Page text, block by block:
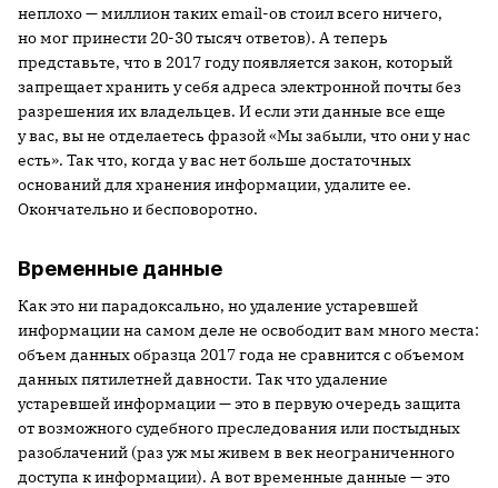
неплохо — миллион таких email-ов стоил всего ничего,
но мог принести 20-30 тысяч ответов). А теперь
представьте, что в 2017 году появляется закон, который
запрещает хранить у себя адреса электронной почты без
разрешения их владельцев. И если эти данные все еще
у вас, вы не отделаетесь фразой «Мы забыли, что они у нас
есть». Так что, когда у вас нет больше достаточных
оснований для хранения информации, удалите ее.
Окончательно и бесповоротно.
Временные данные
Как это ни парадоксально, но удаление устаревшей
информации на самом деле не освободит вам много места:
объем данных образца 2017 года не сравнится с объемом
данных пятилетней давности. Так что удаление
устаревшей информации — это в первую очередь защита
от возможного судебного преследования или постыдных
разоблачений (раз уж мы живем в век неограниченного
доступа к информации). А вот временные данные — это